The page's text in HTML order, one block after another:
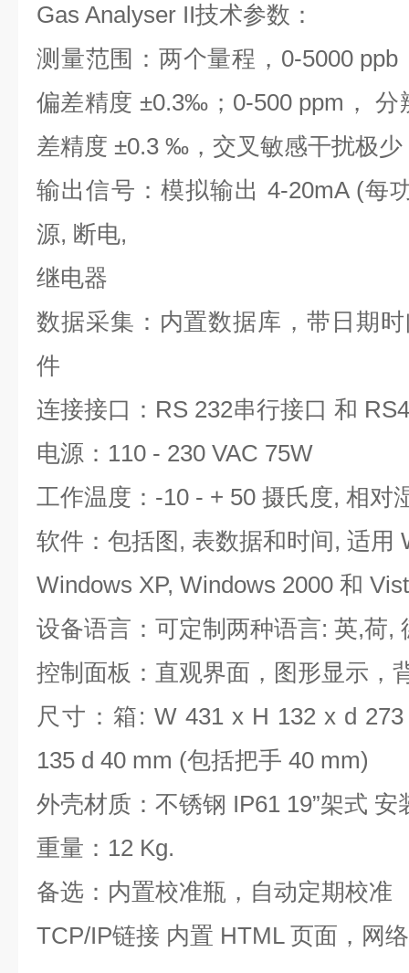
Gas Analyser II技术参数：
测量范围：两个量程，0-5000
偏差精度 ±0.3‰；0-500 ppm， 分
差精度 ±0.3 ‰，交叉敏感干扰极少
输出信号：模拟输出 4-20mA (每
源, 断电,
继电器
数据采集：内置数据库，带日期
件
连接接口：RS 232串行接口 和
电源：110 - 230 VAC 75W
工作温度：-10 - + 50 摄氏度, 相对
软件：包括图, 表数据和时间, 适用
Windows XP, Windows 2000 和
设备语言：可定制两种语言: 英,荷,
控制面板：直观界面，图形显示，
尺寸：箱: W 431 x H 132 x d
135 d 40 mm (包括把手 40 mm)
外壳材质：不锈钢 IP61 19”架式 安
重量：12 Kg.
备选：内置校准瓶，自动定期校准
TCP/IP链接 内置 HTML 页面，网